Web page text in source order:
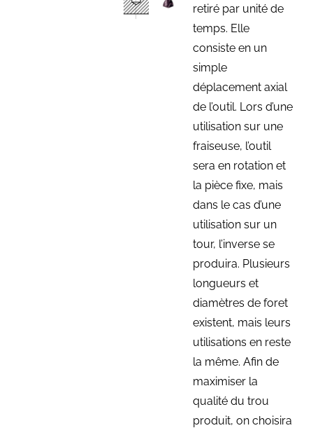
retiré par unité de
temps. Elle
consiste en un
simple
déplacement axial
de l’outil. Lors d’une
utilisation sur une
fraiseuse, l’outil
sera en rotation et
la pièce fixe, mais
dans le cas d’une
utilisation sur un
tour, l’inverse se
produira. Plusieurs
longueurs et
diamètres de foret
existent, mais leurs
utilisations en reste
la même. Afin de
maximiser la
qualité du trou
produit, on choisira